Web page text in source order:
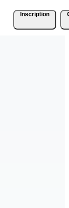
Inscription